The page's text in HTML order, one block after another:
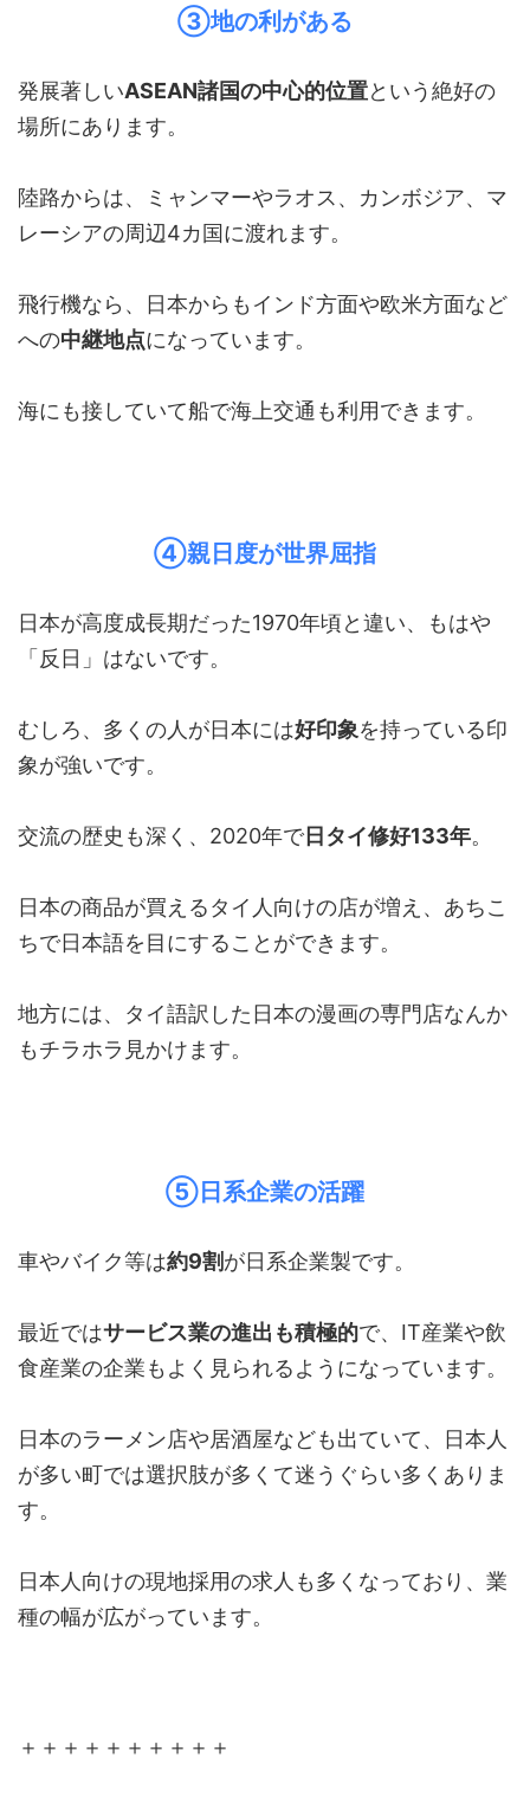
③地の利がある
発展著しいASEAN諸国の中心的位置という絶好の
場所にあります。
陸路からは、ミャンマーやラオス、カンボジア、マ
レーシアの周辺4カ国に渡れます。
飛行機なら、日本からもインド方面や欧米方面など
への中継地点になっています。
海にも接していて船で海上交通も利用できます。
④親日度が世界屈指
日本が高度成長期だった1970年頃と違い、もはや
「反日」はないです。
むしろ、多くの人が日本には好印象を持っている印
象が強いです。
交流の歴史も深く、2020年で日タイ修好133年。
日本の商品が買えるタイ人向けの店が増え、あちこ
ちで日本語を目にすることができます。
地方には、タイ語訳した日本の漫画の専門店なんか
もチラホラ見かけます。
⑤日系企業の活躍
車やバイク等は約9割が日系企業製です。
最近ではサービス業の進出も積極的で、IT産業や飲
食産業の企業もよく見られるようになっています。
日本のラーメン店や居酒屋なども出ていて、日本人
が多い町では選択肢が多くて迷うぐらい多くありま
す。
日本人向けの現地採用の求人も多くなっており、業
種の幅が広がっています。
＋＋＋＋＋＋＋＋＋＋